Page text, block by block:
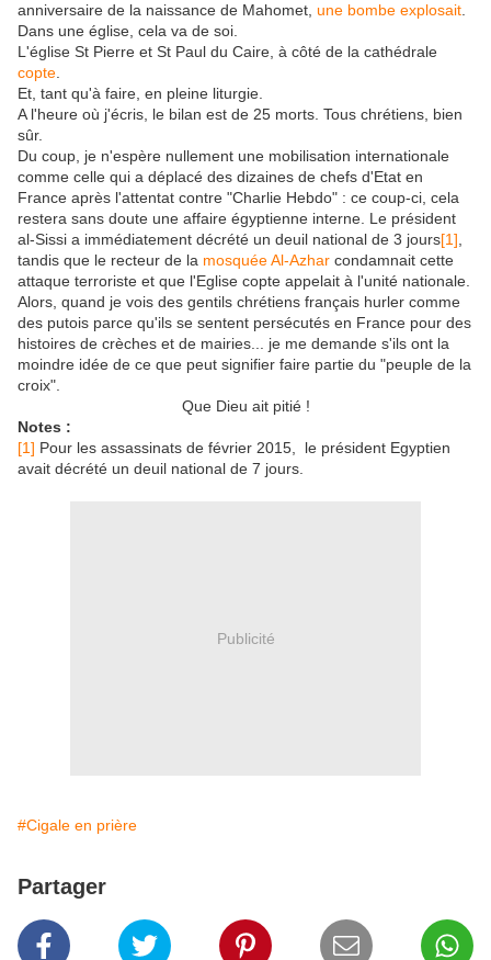
anniversaire de la naissance de Mahomet, une bombe explosait
Dans une église, cela va de soi.
L'église St Pierre et St Paul du Caire, à côté de la cathédrale
copte
Et, tant qu'à faire, en pleine liturgie.
A l'heure où j'écris, le bilan est de 25 morts. Tous chrétiens, bien
sûr.
Du coup, je n'espère nullement une mobilisation internationale
comme celle qui a déplacé des dizaines de chefs d'Etat en
France après l'attentat contre "Charlie Hebdo" : ce coup-ci, cela
restera sans doute une affaire égyptienne interne. Le président
al-Sissi a immédiatement décrété un deuil national de 3 jours[1]
tandis que le recteur de la mosquée Al-Azhar condamnait cette
attaque terroriste et que l'Eglise copte appelait à l'unité nationale.
Alors, quand je vois des gentils chrétiens français hurler comme
des putois parce qu'ils se sentent persécutés en France pour des
histoires de crèches et de mairies... je me demande s'ils ont la
moindre idée de ce que peut signifier faire partie du "peuple de la
croix".
Que Dieu ait pitié !
Notes :
[1] Pour les assassinats de février 2015, le président Egyptien
avait décrété un deuil national de 7 jours.
Publicité
#Cigale en prière
Partager